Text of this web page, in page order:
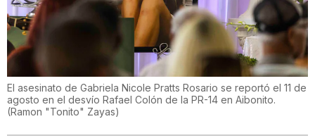
El asesinato de Gabriela Nicole Pratts Rosario se reportó el 11 de
agosto en el desvío Rafael Colón de la PR-14 en Aibonito.
(Ramon "Tonito" Zayas)